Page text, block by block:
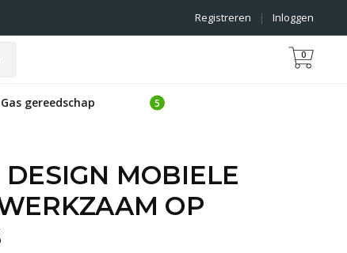
Inloggen
|
Registreren
0
Gas gereedschap
MOBIELE
OP